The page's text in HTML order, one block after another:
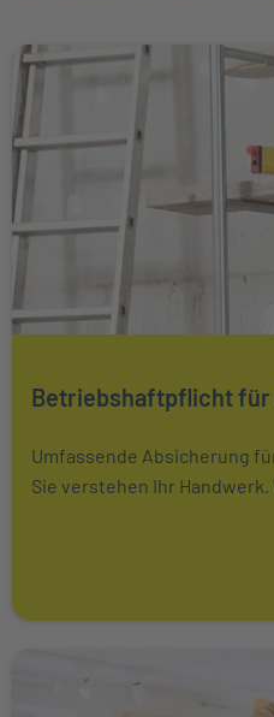
Weiter zu Betriebshaftpflicht
Betriebshaftpflicht für
Umfassende Absicherung
Sie verstehen Ihr Handwerk.